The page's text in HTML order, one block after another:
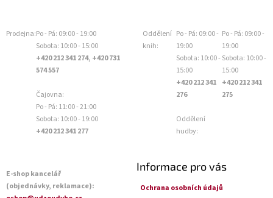
Prodejna:Po - Pá: 09:00 - 19:00
Sobota: 10:00 - 15:00
+420 212 341 274, +420 731
574 557
Čajovna:
Po - Pá: 11:00 - 21:00
Sobota: 10:00 - 19:00
+420 212 341 277
Oddělení
knih:
Po - Pá: 09:00 -
19:00
Sobota: 10:00 -
15:00
+420 212 341
276
Oddělení
hudby:
Po - Pá: 09:00 -
19:00
Sobota: 10:00 -
15:00
+420 212 341
275
E-shop kancelář
(objednávky, reklamace):
Informace pro vás
Ochrana osobních údajů